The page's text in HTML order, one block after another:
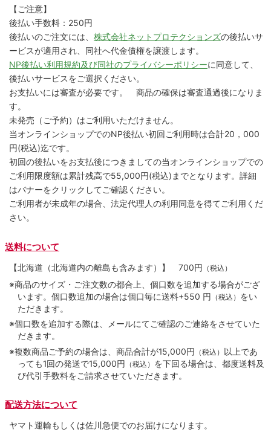
【ご注意】
後払い手数料：250円
後払いのご注文には、 株式会社ネットプロテクションズの後払いサ
ービスが適用され、同社へ代金債権を譲渡します。
NP後払い利用規約及び同社のプライバシーポリシーに同意して、
後払いサービスをご選択ください。
お支払いには審査が必要です。 商品の確保は審査通過後になりま
す。
未発売（ご予約）はご利用いただけません。
当オンラインショップでのNP後払い初回ご利用時は合計20，000
円(税込)迄です。
初回の後払いをお支払後につきましての当オンラインショップでの
ご利用限度額は累計残高で55,000円(税込)までとなります。詳細
はバナーをクリックしてご確認ください。
ご利用者が未成年の場合、法定代理人の利用同意を得てご利用くだ
さい。
送料について
【北海道（北海道内の離島も含みます）】 700円 （税込）
※商品のサイズ・ご注文数の都合上、個口数を追加する場合がござ
います。個口数追加の場合は個口毎に送料+550 円 （税込） をい
ただきます。
※個口数を追加する際は、メールにてご確認のご連絡をさせていた
だきます。
※複数商品ご予約の場合は、商品合計が15,000円 （税込） 以上であ
っても1回の発送で15,000円 （税込） を下回る場合は、都度送料及
び代引手数料をご請求させていただきます。
配送方法について
ヤマト運輸もしくは佐川急便でのお届けになります。